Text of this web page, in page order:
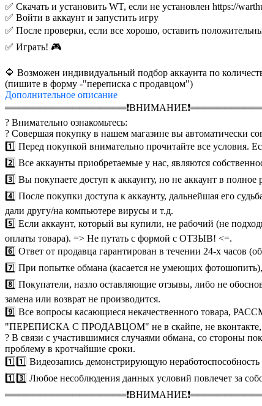
✅ Скачать и установить WT, если не установлен https://
✅ Войти в аккаунт и запустить игру
✅ После проверки, если все хорошо, оставить
✅ Играть! 🎮
🔷 Возможен индивидуальный подбор аккаунта по
(пишите в форму -"переписка с продавцом")
Дополнительное описание
? Внимательно ознакомьтесь:
? Совершая покупку в нашем магазине вы автоматически
1️⃣ Перед покупкой внимательно прочитайте все условия.
2️⃣ Все аккаунты приобретаемые у нас, являются
3️⃣ Вы покупаете доступ к аккаунту, но не аккаунт в полное
4️⃣ После покупки доступа к аккаунту, дальнейшая его
дали другу/на компьютере вирусы и т.д.
5️⃣ Если аккаунт, который вы купили, не рабочий (не
оплаты товара). => Не путать с формой с ОТЗЫВ! <=.
6️⃣ Ответ от продавца гарантирован в течении 24-х часов
7️⃣ При попытке обмана (касается не умеющих
8️⃣ Покупатели, назло оставляющие отзывы, либо не
замена или возврат не производится.
9️⃣ Все вопросы касающиеся некачественного
"ПЕРЕПИСКА С ПРОДАВЦОМ" не в скайпе, не вконтакте,
? В связи с участившимися случаями обмана, со стороны
проблему в кротчайшие сроки.
1️⃣1️⃣ Видеозапись демонстрирующую
1️⃣3️⃣ Любое несоблюдения данных условий повлечет за